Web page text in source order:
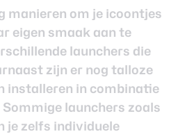
manieren om je icoontjes
eigen smaak aan te
launchers die
zijn er nog talloze
installeren in combinatie
launchers zoals
je zelfs individuele